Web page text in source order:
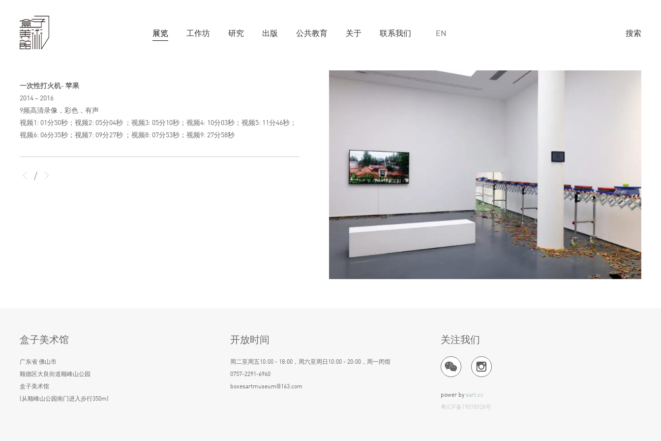
搜索
展览 工作坊 研究 出版 公共教育 关于 联系我们 EN
一次性打火机- 苹果
2014 – 2016
9频高清录像，彩色，有声
视频1: 01分50秒；视频2: 05分04秒 ；视频3: 05分10秒；视频4: 10分03秒；视频5: 11分46秒；
视频6: 06分35秒；视频7: 09分27秒 ；视频8: 07分53秒；视频9: 27分58秒
/
盒子美术馆
广东省 佛山市
顺德区大良街道顺峰山公园
盒子美术馆
(从顺峰山公园南门进入步行350m)
开放时间
周二至周五10:00 - 18:00，周六至周日10:00 - 20:00，周一闭馆
0757-2291-6960
boxesartmuseum@163.com
关注我们
power by sart.cc
粤ICP备19078928号